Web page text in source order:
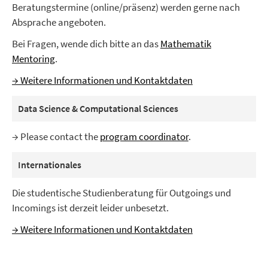
Beratungstermine (online/präsenz) werden gerne nach
Absprache angeboten.
Bei Fragen, wende dich bitte an dasMathematik
Mentoring.
→ Weitere Informationen und Kontaktdaten
Data Science & Computational Sciences
→ Please contact theprogram coordinator.
Internationales
Die studentische Studienberatung für Outgoings und
Incomings ist derzeit leider unbesetzt.
→ Weitere Informationen und Kontaktdaten